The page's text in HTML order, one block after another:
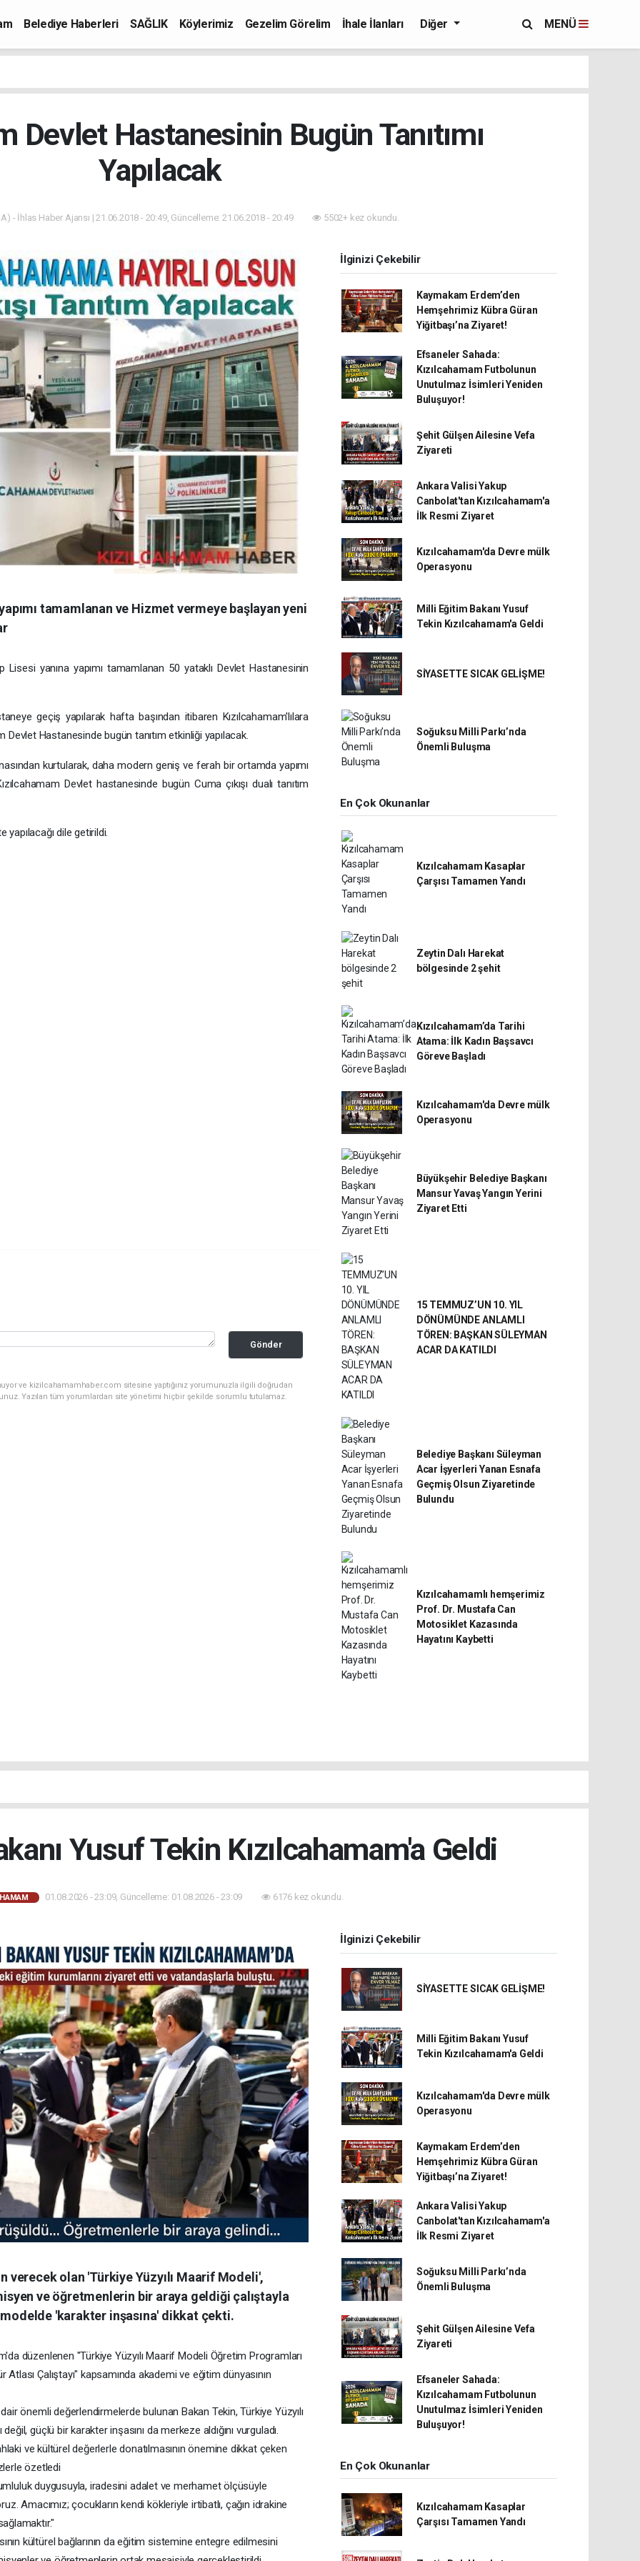
Belediye Haberleri SAĞLIK Köylerimiz Gezelim Görelim
İhale İlanları
Diğer MENÜ
Devlet Hastanesinin Bugün Tanıtımı
Yapılacak
- İhlas Haber Ajansı | 21.06.2018 - 20:49, Güncelleme: 21.06.2018 - 20:49 5502+ kez okundu.
tamamlanan ve Hizmet vermeye başlayan yeni
yanına yapımı tamamlanan 50 yataklı Devlet Hastanesinin
geçiş yapılarak hafta başından itibaren Kızılcahamam'lılara
Hastanesinde bugün tanıtım etkinliği yapılacak.
kurtularak, daha modern geniş ve ferah bir ortamda yapımı
Devlet hastanesinde bugün Cuma çıkışı dualı tanıtım
yapılacağı dile getirildi.
Gönder
ve kizilcahamamhaber.com sitesine yaptığınız yorumunuzla ilgili doğrudan
Yazılan tüm yorumlardan site yönetimi hiçbir şekilde sorumlu tutulamaz.
İlginizi Çekebilir
Kaymakam Erdem’den
Hemşehrimiz Kübra Güran
Yiğitbaşı’na Ziyaret!
Efsaneler Sahada:
Kızılcahamam Futbolunun
Unutulmaz İsimleri Yeniden
Buluşuyor!
Şehit Gülşen Ailesine Vefa
Ziyareti
Ankara Valisi Yakup
Canbolat'tan Kızılcahamam'a
İlk Resmi Ziyaret
Kızılcahamam'da Devre mülk
Operasyonu
Milli Eğitim Bakanı Yusuf
Tekin Kızılcahamam'a Geldi
SİYASETTE SICAK GELİŞME!
Soğuksu Milli Parkı’nda
Önemli Buluşma
En Çok Okunanlar
Kızılcahamam Kasaplar
Çarşısı Tamamen Yandı
Zeytin Dalı Harekat
bölgesinde 2 şehit
Kızılcahamam’da Tarihi
Atama: İlk Kadın Başsavcı
Göreve Başladı
Kızılcahamam'da Devre mülk
Operasyonu
Büyükşehir Belediye Başkanı
Mansur Yavaş Yangın Yerini
Ziyaret Etti
15 TEMMUZ’UN 10. YIL
DÖNÜMÜNDE ANLAMLI
TÖREN: BAŞKAN SÜLEYMAN
ACAR DA KATILDI
Belediye Başkanı Süleyman
Acar İşyerleri Yanan Esnafa
Geçmiş Olsun Ziyaretinde
Bulundu
Kızılcahamamlı hemşerimiz
Prof. Dr. Mustafa Can
Motosiklet Kazasında
Hayatını Kaybetti
Yusuf Tekin Kızılcahamam'a Geldi
01.08.2026 - 23:09, Güncelleme: 01.08.2026 - 23:09 6176 kez okundu.
verecek olan 'Türkiye Yüzyılı Maarif Modeli',
ve öğretmenlerin bir araya geldiği çalıştayla
modelde 'karakter inşasına' dikkat çekti.
düzenlenen "Türkiye Yüzyılı Maarif Modeli Öğretim Programları
Çalıştayı" kapsamında akademi ve eğitim dünyasının
önemli değerlendirmelerde bulunan Bakan Tekin, Türkiye Yüzyılı
güçlü bir karakter inşasını da merkeze aldığını vurguladı.
ve kültürel değerlerle donatılmasının önemine dikkat çeken
özetledi
duygusuyla, iradesini adalet ve merhamet ölçüsüyle
Amacımız; çocukların kendi kökleriyle irtibatlı, çağın idrakine
kültürel bağlarının da eğitim sistemine entegre edilmesini
İlginizi Çekebilir
SİYASETTE SICAK GELİŞME!
Milli Eğitim Bakanı Yusuf
Tekin Kızılcahamam'a Geldi
Kızılcahamam'da Devre mülk
Operasyonu
Kaymakam Erdem’den
Hemşehrimiz Kübra Güran
Yiğitbaşı’na Ziyaret!
Ankara Valisi Yakup
Canbolat'tan Kızılcahamam'a
İlk Resmi Ziyaret
Soğuksu Milli Parkı’nda
Önemli Buluşma
Şehit Gülşen Ailesine Vefa
Ziyareti
Efsaneler Sahada:
Kızılcahamam Futbolunun
Unutulmaz İsimleri Yeniden
Buluşuyor!
En Çok Okunanlar
Kızılcahamam Kasaplar
Çarşısı Tamamen Yandı